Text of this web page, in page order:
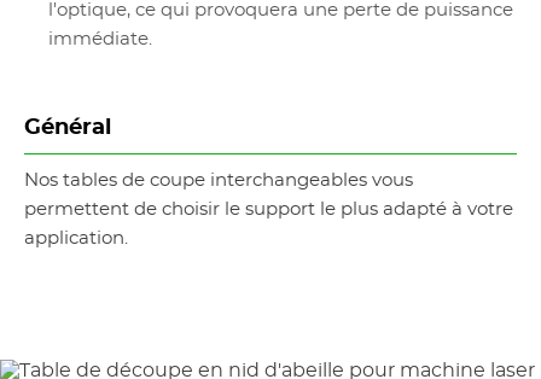
l'optique, ce qui provoquera une perte de puissance
immédiate.
Général
Nos tables de coupe interchangeables vous
permettent de choisir le support le plus adapté à votre
application.